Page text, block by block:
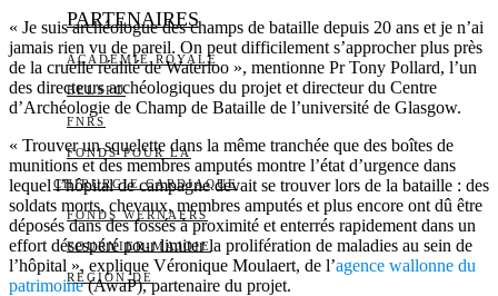
PARTENAIRES
ACADÉMIE ROYALE
BELSPO
FNRS
FONDS POUR LA
CHIRURGIE CARDIAQUE
FONDS WERNAERS
FOURNIER-MAJOIE
RÉGION DE
« Je suis archéologue des champs de bataille depuis 20 ans et je n’ai
jamais rien vu de pareil. On peut difficilement s’approcher plus près
de la cruelle réalité de Waterloo », mentionne Pr Tony Pollard, l’un
des directeurs archéologiques du projet et directeur du Centre
d’Archéologie de Champ de Bataille de l’université de Glasgow.
« Trouver un squelette dans la même tranchée que des boîtes de
munitions et des membres amputés montre l’état d’urgence dans
lequel l’hôpital de campagne devait se trouver lors de la bataille : des
soldats morts, chevaux, membres amputés et plus encore ont dû être
déposés dans des fossés à proximité et enterrés rapidement dans un
effort désespéré pour limiter la prolifération de maladies au sein de
l’hôpital », explique Véronique Moulaert, de l’agence wallonne du
patrimoine(AwaP), partenaire du projet.